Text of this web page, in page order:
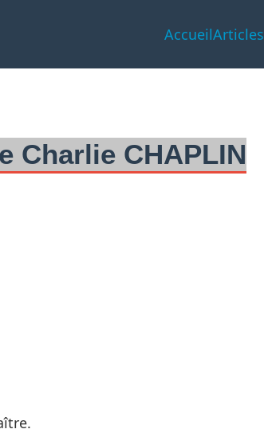
AccueilArticles
Charlie CHAPLIN